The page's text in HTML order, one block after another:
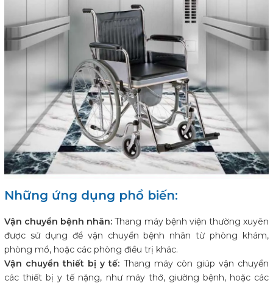
Những ứng dụng phổ biến:
Vận chuyển bệnh nhân: Thang máy bệnh viện thường xuyên
được sử dụng để vận chuyển bệnh nhân từ phòng khám,
phòng mổ, hoặc các phòng điều trị khác.
Vận chuyển thiết bị y tế: Thang máy còn giúp vận chuyển
các thiết bị y tế nặng, như máy thở, giường bệnh, hoặc các